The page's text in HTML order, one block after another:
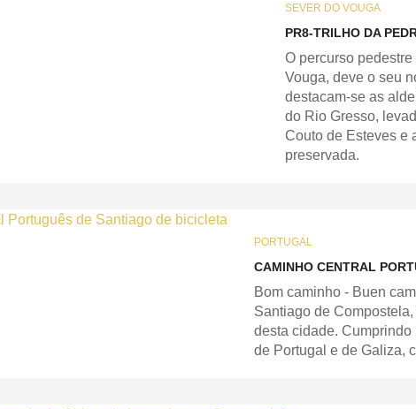
SEVER DO VOUGA
PR8-TRILHO DA
O percurso
Vouga, deve o seu
destacam-se as
do Rio Gresso,
Couto de Esteves e
preservada.
PORTUGAL
CAMINHO CENTRAL
Bom caminho - Buen
Santiago de
desta cidade. Cumprindo
de Portugal e de Galiza,